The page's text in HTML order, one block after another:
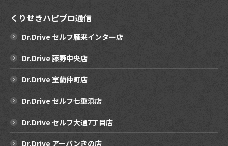
くりせきハピプロ通信
Dr.Drive セルフ雁来インター店
Dr.Drive 藤野中央店
Dr.Drive 室蘭仲町店
Dr.Drive セルフ七重浜店
Dr.Drive セルフ大通7丁目店
Dr.Drive アーバンきの店